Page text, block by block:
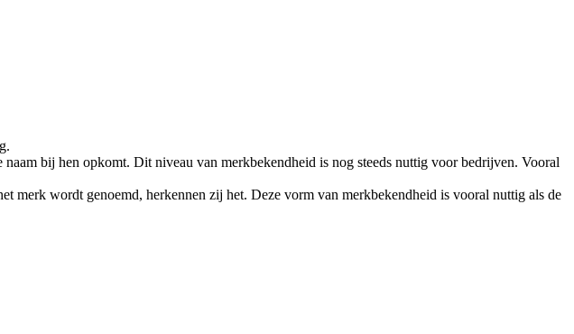
bij hen opkomt. Dit niveau van merkbekendheid is nog steeds nuttig voor bedrijven. Vooral
merk wordt genoemd, herkennen zij het. Deze vorm van merkbekendheid is vooral nuttig als de